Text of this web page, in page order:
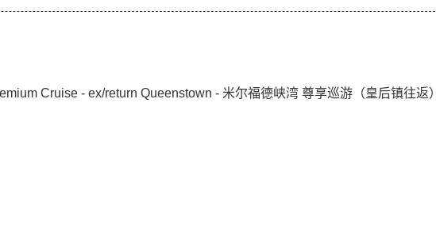
Cruise - ex/return Queenstown - 米尔福德峡湾 尊享巡游（皇后镇往返）